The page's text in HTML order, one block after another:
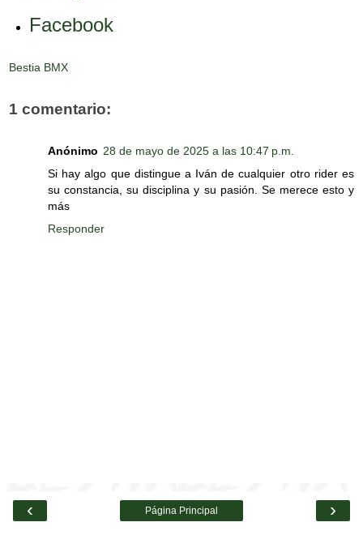
Facebook
Bestia BMX
1 comentario:
Anónimo 28 de mayo de 2025 a las 10:47 p.m.
Si hay algo que distingue a Iván de cualquier otro rider es
su constancia, su disciplina y su pasión. Se merece esto y
más
Responder
‹ ›
Página Principal